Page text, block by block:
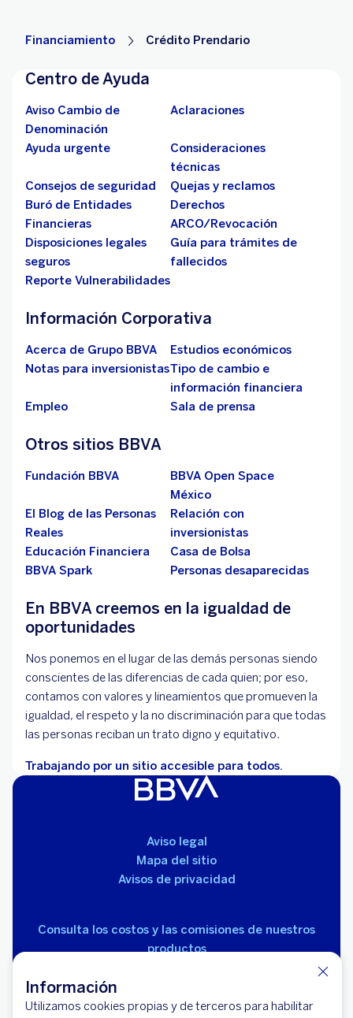
Información
Utilizamos cookies propias y de terceros para habilitar
Financiamiento Crédito Prendario
Centro de Ayuda
Aviso Cambio de
Denominación
Aclaraciones
Ayuda urgente
Consideraciones
técnicas
Consejos de seguridad
Quejas y reclamos
Buró de Entidades
Financieras
Derechos
ARCO/Revocación
Disposiciones legales
seguros
Guía para trámites de
fallecidos
Reporte Vulnerabilidades
Información Corporativa
Acerca de Grupo BBVA
Estudios económicos
Notas para inversionistasTipo de cambio e
información financiera
Empleo
Sala de prensa
Otros sitios BBVA
Fundación BBVA
BBVA Open Space
México
El Blog de las Personas
Reales
Relación con
inversionistas
Educación Financiera
Casa de Bolsa
BBVA Spark
Personas desaparecidas
En BBVA creemos en la igualdad de
oportunidades
Nos ponemos en el lugar de las demás personas siendo
conscientes de las diferencias de cada quien; por eso,
contamos con valores y lineamientos que promueven la
igualdad, el respeto y la no discriminación para que todas
las personas reciban un trato digno y equitativo.
Trabajando por un sitio accesible para todos.
Aviso legal
Mapa del sitio
Avisos de privacidad
Consulta los costos y las comisiones de nuestros
productos